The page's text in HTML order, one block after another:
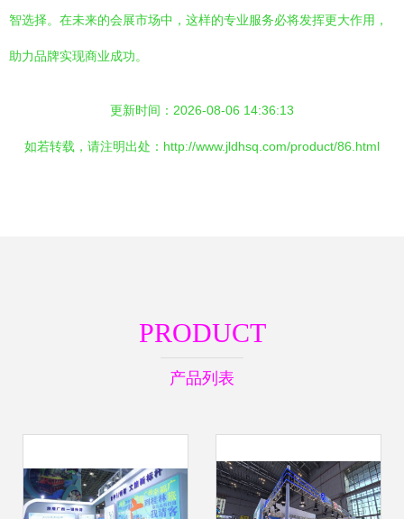
智选择。在未来的会展市场中，这样的专业服务必将发挥更大作用，
助力品牌实现商业成功。
更新时间：2026-08-06 14:36:13
如若转载，请注明出处：http://www.jldhsq.com/product/86.html
PRODUCT
产品列表